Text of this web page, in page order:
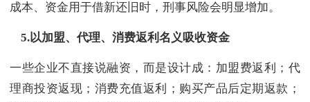
成本、资金用于借新还旧时，刑事风险会明显增加。
5.以加盟、代理、消费返利名义吸收资金
一些企业不直接说融资，而是设计成：加盟费返利；代
理商投资返现；消费充值返利；购买产品后定期返款；